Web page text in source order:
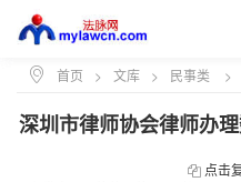
首页 > 文库 > 民事类 >
深圳市律师协会律师办
点击